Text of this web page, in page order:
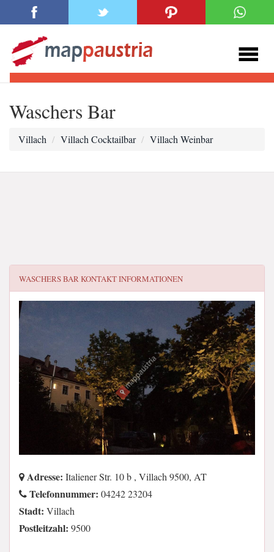
Waschers Bar
Villach Villach Cocktailbar Villach Weinbar
WASCHERS BARKONTAKT INFORMATIONEN
Adresse: Italiener Str. 10 b , Villach 9500, AT
Telefonnummer: 04242 23204
Stadt: Villach
Postleitzahl: 9500